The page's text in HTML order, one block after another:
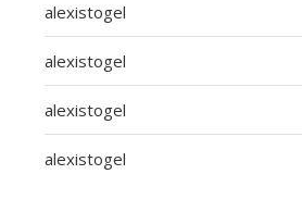
alexistogel
alexistogel
alexistogel
alexistogel